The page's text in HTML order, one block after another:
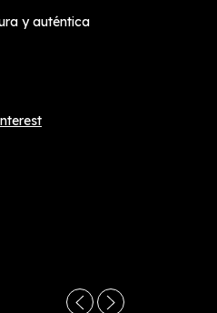
y auténtica